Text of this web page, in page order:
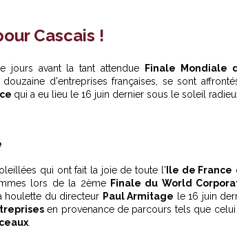
Cascais !
jours avant la tant attendue Finale Mondiale
douzaine d'entreprises françaises, se sont
qui a eu lieu le 16 juin dernier sous le soleil
qui ont fait la joie de toute l' Ile de France
lors de la 2ème Finale du World
houlette du directeur Paul Armitage le 16 juin
en provenance de parcours tels que celui